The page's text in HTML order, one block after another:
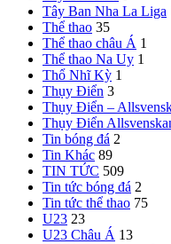
Tây Ban Nha La Liga
Thể thao 35
Thể thao châu Á 1
Thể thao Na Uy 1
Thổ Nhĩ Kỳ 1
Thụy Điển 3
Thụy Điển –
Thụy Điển
Tin bóng đá 2
Tin Khác 89
TIN TỨC 509
Tin tức bóng đá 2
Tin tức thể thao 75
U23 23
U23 Châu Á 13